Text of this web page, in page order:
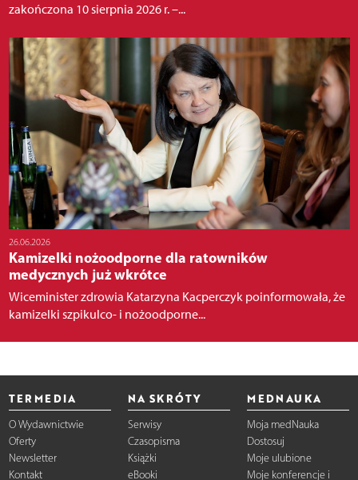
zakończona 10 sierpnia 2026 r. –...
26.06.2026
Kamizelki nożoodporne dla ratowników
medycznych już wkrótce
Wiceminister zdrowia Katarzyna Kacperczyk poinformowała, że
kamizelki szpikulco- i nożoodporne...
TERMEDIA
O Wydawnictwie
Oferty
Newsletter
Kontakt
NA SKRÓTY
Serwisy
Czasopisma
Książki
eBooki
MEDNAUKA
Moja medNauka
Dostosuj
Moje ulubione
Moje konferencje i